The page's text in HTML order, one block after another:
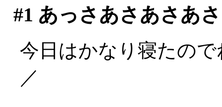
#1 あっさあさあさあ
今日はかなり寝たの
／